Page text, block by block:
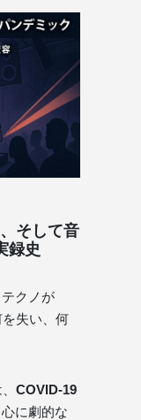
そして音
録史
クノが
失い、何
COVID-19
心に劇的な